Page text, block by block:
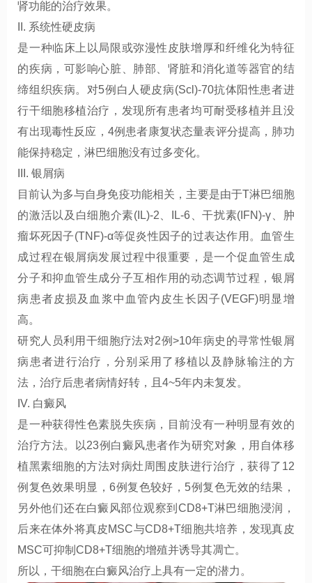
肾功能的治疗效果。
II. 系统性硬皮病
是一种临床上以局限或弥漫性皮肤增厚和纤维化为特征
的疾病，可影响心脏、肺部、肾脏和消化道等器官的结
缔组织疾病。对5例白人硬皮病(Scl)-70抗体阳性患者进
行干细胞移植治疗，发现所有患者均可耐受移植并且没
有出现毒性反应，4例患者康复状态量表评分提高，肺功
能保持稳定，淋巴细胞没有过多变化。
III. 银屑病
目前认为多与自身免疫功能相关，主要是由于T淋巴细胞
的激活以及白细胞介素(IL)-2、IL-6、干扰素(IFN)-γ、肿
瘤坏死因子(TNF)-α等促炎性因子的过表达作用。血管生
成过程在银屑病发展过程中很重要，是一个促血管生成
分子和抑血管生成分子互相作用的动态调节过程，银屑
病患者皮损及血浆中血管内皮生长因子(VEGF)明显增
高。
研究人员利用干细胞疗法对2例>10年病史的寻常性银屑
病患者进行治疗，分别采用了移植以及静脉输注的方
法，治疗后患者病情好转，且4~5年内未复发。
IV. 白癜风
是一种获得性色素脱失疾病，目前没有一种明显有效的
治疗方法。以23例白癜风患者作为研究对象，用自体移
植黑素细胞的方法对病灶周围皮肤进行治疗，获得了12
例复色效果明显，6例复色较好，5例复色无效的结果，
另外他们还在白癜风部位观察到CD8+T淋巴细胞浸润，
后来在体外将真皮MSC与CD8+T细胞共培养，发现真皮
MSC可抑制CD8+T细胞的增殖并诱导其凋亡。
所以，干细胞在白癜风治疗上具有一定的潜力。